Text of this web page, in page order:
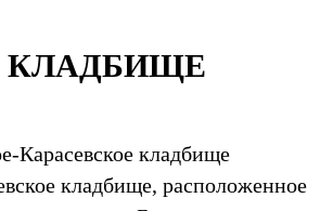
КЛАДБИЩЕ
Карасевское кладбище
кладбище, расположенное